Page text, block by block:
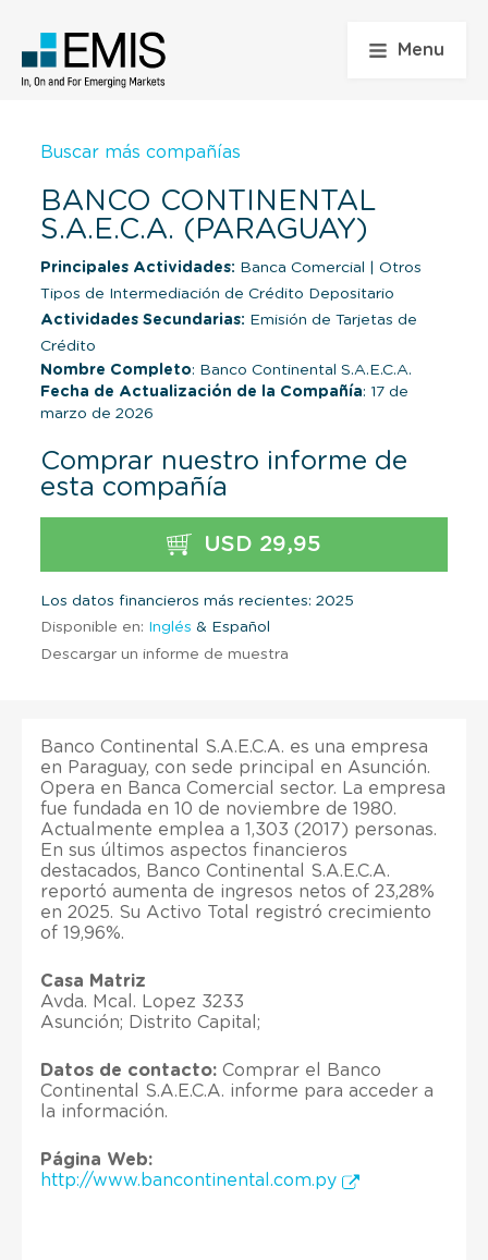
Menu
Buscar más compañías
BANCO CONTINENTAL
S.A.E.C.A. (PARAGUAY)
Principales Actividades: Banca Comercial
Otros
Tipos de Intermediación de Crédito Depositario
Actividades Secundarias: Emisión de Tarjetas de
Crédito
Nombre Completo: Banco Continental S.A.E.C.A.
Fecha de Actualización de la Compañía: 17 de
marzo de 2026
Comprar nuestro informe de
esta compañía
USD 29,95
Los datos financieros más recientes: 2025
Disponible en: Inglés & Español
Descargar un informe de muestra
Banco Continental S.A.E.C.A. es una empresa
en Paraguay, con sede principal en Asunción.
Opera en Banca Comercial sector. La empresa
fue fundada en 10 de noviembre de 1980.
Actualmente emplea a 1,303 (2017) personas.
En sus últimos aspectos financieros
destacados, Banco Continental S.A.E.C.A.
reportó aumenta de ingresos netos of 23,28%
en 2025. Su Activo Total registró crecimiento
of 19,96%.
Casa Matriz
Avda. Mcal. Lopez 3233
Asunción; Distrito Capital;
Datos de contacto: Comprar el Banco
Continental S.A.E.C.A. informe para acceder a
la información.
Página Web:
http://www.bancontinental.com.py